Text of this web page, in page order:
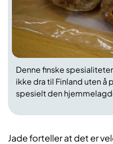
Denne finske
ikke dra til Finland uten å
spesielt den
Jade forteller at det er